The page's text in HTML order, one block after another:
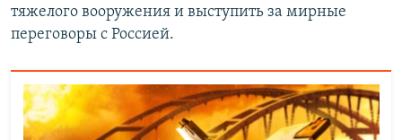
тяжелого вооружения и выступить за мирные
переговоры с Россией.